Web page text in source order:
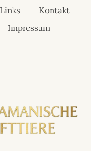
Links
Kontakt
Impressum